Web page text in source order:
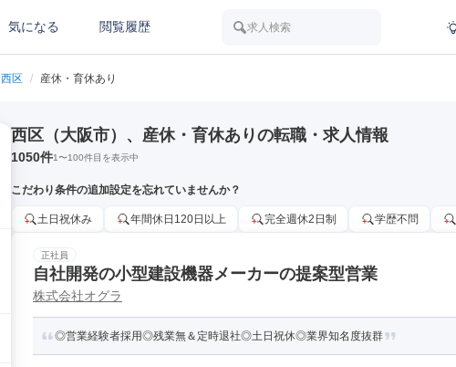
気になる 閲覧履歴 求人検索
西区 / 産休・育休あり
西区（大阪市）、産休・育休ありの転職・求人情報
1050件1〜100件目を表示中
こだわり条件の追加設定を忘れていませんか？
土日祝休み 年間休日120日以上 完全週休2日制 学歴不問
正社員
自社開発の小型建設機器メーカーの提案型営業
株式会社オグラ
◎営業経験者採用◎残業無＆定時退社◎土日祝休◎業界知名度抜群